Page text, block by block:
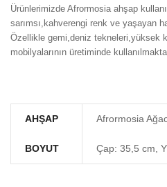
Ürünlerimizde Afrormosia ahşap
sarımsı,kahverengi renk ve yaşayan
Özellikle gemi,deniz tekneleri,yüksek
mobilyalarının üretiminde
AHŞAP Afrormosia
BOYUT Çap: 35,5 cm,